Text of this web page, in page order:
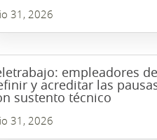
31, 2026
empleadores
y acreditar las
sustento técnico
31, 2026